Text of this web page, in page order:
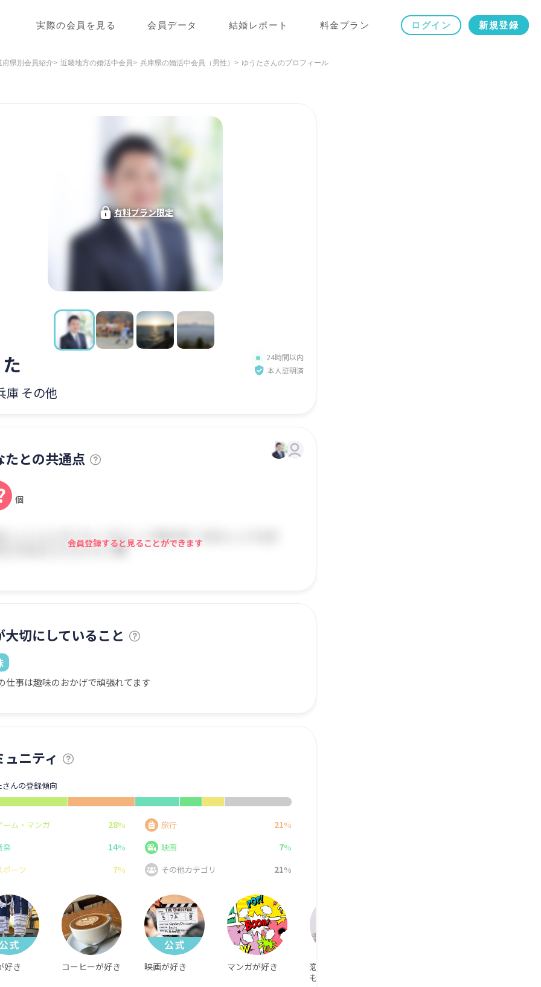
実際の会員を見る 会員データ 結婚レポート 料金プラン ログイン 新規登録
府県別会員紹介 近畿地方の婚活中会員 兵庫県の婚活中会員（男性） ゆうたさんのプロフィール
有料プラン限定
24時間以内
本人証明済
庫 その他
たとの共通点
個
会員登録すると見ることができます
大切にしていること
仕事は趣味のおかげで頑張れてます
ュニティ
んの登録傾向
ーム・マンガ 28% 旅行 21%
楽
14% 映画 7%
ポーツ
7% その他カテゴリ 21%
好き コーヒーが好き 映画が好き マンガが好き
恋人がオタクで
もOK